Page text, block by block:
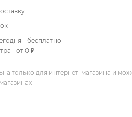
- бесплатно
- от 0 ₽
только для интернет-магазина и